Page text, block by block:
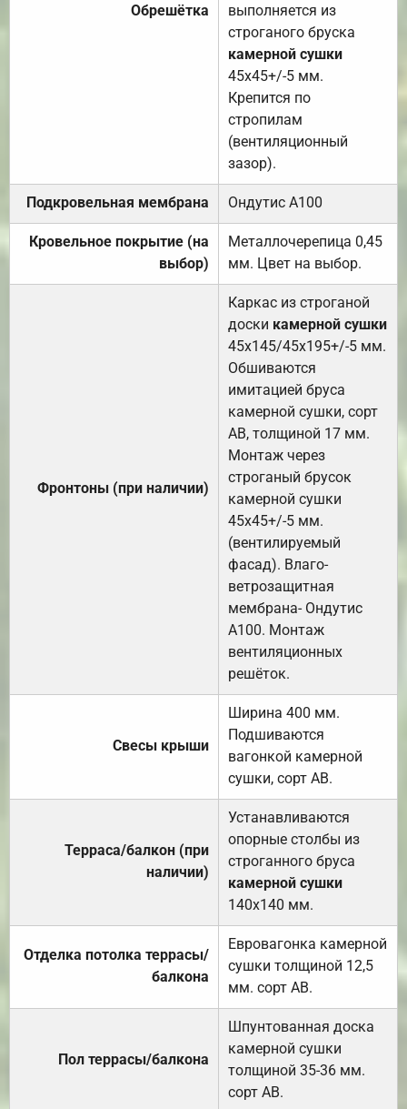
Обрешётка
выполняется из
строганого бруска
камерной сушки
45х45+/-5 мм.
Крепится по
стропилам
(вентиляционный
зазор).
Подкровельная мембрана Ондутис А100
Кровельное покрытие (на
выбор)
Металлочерепица 0,45
мм. Цвет на выбор.
Фронтоны (при наличии)
Каркас из строганой
доски камерной сушки
45х145/45х195+/-5 мм.
Обшиваются
имитацией бруса
камерной сушки, сорт
АВ, толщиной 17 мм.
Монтаж через
строганый брусок
камерной сушки
45х45+/-5 мм.
(вентилируемый
фасад). Влаго-
ветрозащитная
мембрана- Ондутис
А100. Монтаж
вентиляционных
решёток.
Свесы крыши
Ширина 400 мм.
Подшиваются
вагонкой камерной
сушки, сорт АВ.
Терраса/балкон (при
наличии)
Устанавливаются
опорные столбы из
строганного бруса
камерной сушки
140х140 мм.
Отделка потолка террасы/
балкона
Евровагонка камерной
сушки толщиной 12,5
мм. сорт АВ.
Пол террасы/балкона
Шпунтованная доска
камерной сушки
толщиной 35-36 мм.
сорт АВ.